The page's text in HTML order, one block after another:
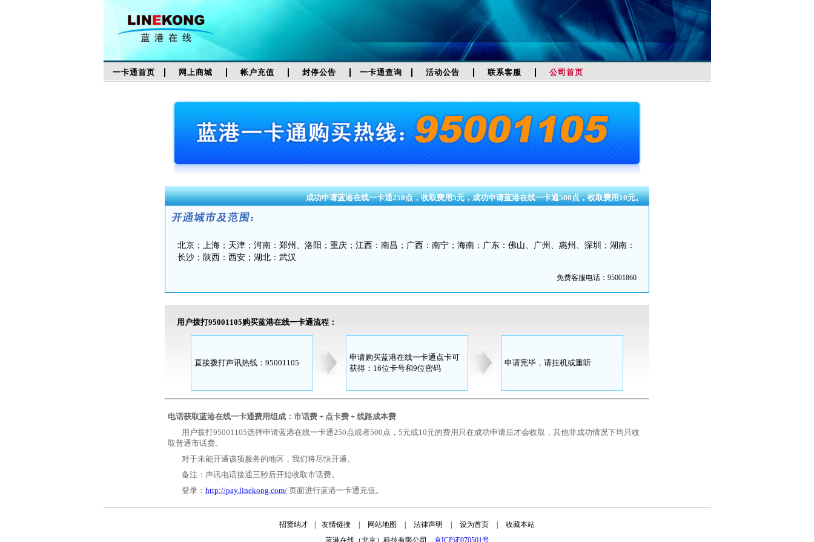
一卡通首页 网上商城 帐户充值 封停公告 一卡通查询 活动公告 联系客服 公司首页
成功申请蓝港在线一卡通250点，收取费用5元，成功申请蓝港在线一卡通500点，收取费用10元。
北京；上海；天津；河南：郑州、洛阳；重庆；江西：南昌；广西：南宁；海南；广东：佛山、广州、惠州、深圳；湖南：
长沙；陕西：西安；湖北：武汉
免费客服电话：95001860
用户拨打95001105购买蓝港在线一卡通流程：
直接拨打声讯热线：95001105
申请购买蓝港在线一卡通点卡可
获得：16位卡号和9位密码
申请完毕，请挂机或重听
电话获取蓝港在线一卡通费用组成：市话费 + 点卡费 + 线路成本费
用户拨打95001105选择申请蓝港在线一卡通250点或者500点，5元或10元的费用只在成功申请后才会收取，其他非成功情况下均只收
取普通市话费。
对于未能开通该项服务的地区，我们将尽快开通。
备注：声讯电话接通三秒后开始收取市话费。
登录： http://pay.linekong.com/ 页面进行蓝港一卡通充值。
招贤纳才 友情链接 网站地图 法律声明 设为首页
收藏本站
蓝港在线（北京）科技有限公司 京ICP证070501号